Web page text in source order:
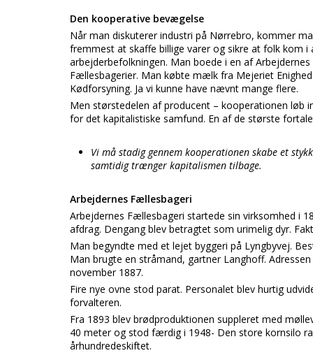
Den kooperative bevægelse
Når man diskuterer industri på Nørrebro, kommer
fremmest at skaffe billige varer og sikre at folk kom i
arbejderbefolkningen. Man boede i en af
Fællesbagerier. Man købte mælk fra Mejeriet
Kødforsyning. Ja vi kunne have nævnt mange flere.
Men størstedelen af producent – kooperationen løb
for det kapitalistiske samfund. En af de største
Vi må stadig gennem kooperationen skabe et
samtidig trænger kapitalismen tilbage.
Arbejdernes Fællesbageri
Arbejdernes Fællesbageri startede sin virksomhed i
afdrag. Dengang blev betragtet som urimelig dyr.
Man begyndte med et lejet byggeri på Lyngbyvej.
Man brugte en stråmand, gartner Langhoff.
november 1887.
Fire nye ovne stod parat. Personalet blev hurtig
forvalteren.
Fra 1893 blev brødproduktionen suppleret med
40 meter og stod færdig i 1948- Den store kornsilo
århundredeskiftet.